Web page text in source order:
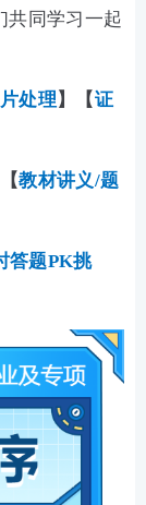
共同学习一起
处理 】【证
教材讲义/题
答题PK挑